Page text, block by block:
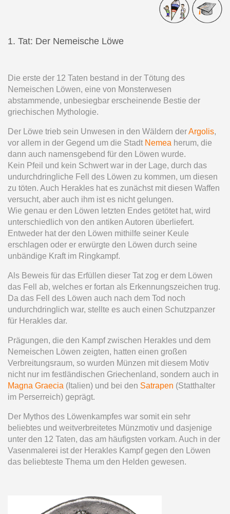
1. Tat: Der Nemeische Löwe
Die erste der 12 Taten bestand in der Tötung des
Nemeischen Löwen, eine von Monsterwesen
abstammende, unbesiegbar erscheinende Bestie der
griechischen Mythologie.
Der Löwe trieb sein Unwesen in den Wäldern derArgolis,
vor allem in der Gegend um die Stadt Nemea herum, die
dann auch namensgebend für den Löwen wurde.
Kein Pfeil und kein Schwert war in der Lage, durch das
undurchdringliche Fell des Löwen zu kommen, um diesen
zu töten. Auch Herakles hat es zunächst mit diesen Waffen
versucht, aber auch ihm ist es nicht gelungen.
Wie genau er den Löwen letzten Endes getötet hat, wird
unterschiedlich von den antiken Autoren überliefert.
Entweder hat der den Löwen mithilfe seiner Keule
erschlagen oder er erwürgte den Löwen durch seine
unbändige Kraft im Ringkampf.
Als Beweis für das Erfüllen dieser Tat zog er dem Löwen
das Fell ab, welches er fortan als Erkennungszeichen trug.
Da das Fell des Löwen auch nach dem Tod noch
undurchdringlich war, stellte es auch einen Schutzpanzer
für Herakles dar.
Prägungen, die den Kampf zwischen Herakles und dem
Nemeischen Löwen zeigten, hatten einen großen
Verbreitungsraum, so wurden Münzen mit diesem Motiv
nicht nur im festländischen Griechenland, sondern auch in
Magna Graecia (Italien) und bei den Satrapen (Statthalter
im Perserreich) geprägt.
Der Mythos des Löwenkampfes war somit ein sehr
beliebtes und weitverbreitetes Münzmotiv und dasjenige
unter den 12 Taten, das am häufigsten vorkam. Auch in der
Vasenmalerei ist der Herakles Kampf gegen den Löwen
das beliebteste Thema um den Helden gewesen.